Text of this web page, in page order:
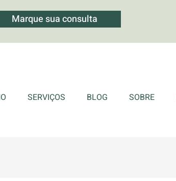
Marque sua consulta
SERVIÇOS BLOG SOBRE